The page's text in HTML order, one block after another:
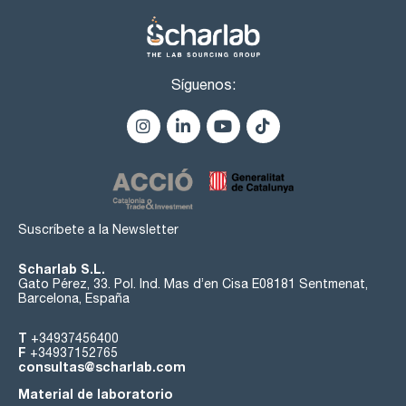
Síguenos:
Suscríbete a la Newsletter
Scharlab S.L.
Gato Pérez, 33. Pol. Ind. Mas d’en Cisa E08181 Sentmenat,
Barcelona, España
T +34937456400
F +34937152765
consultas@scharlab.com
Material de laboratorio